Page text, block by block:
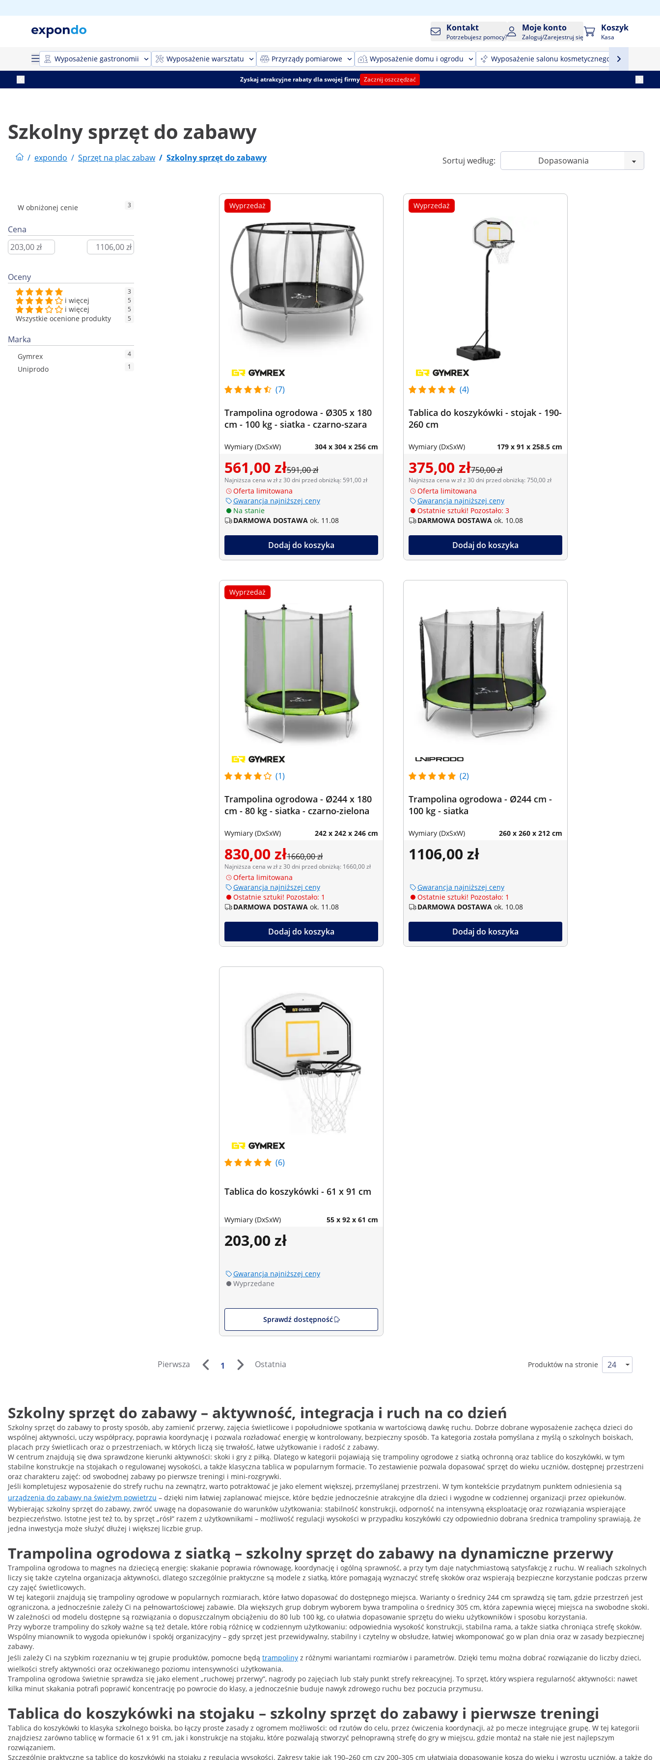
Kontakt
Potrzebujesz pomocy?
Moje konto
Zaloguj/Zarejestruj się
Koszyk
Kasa
Wyposażenie gastronomii Wyposażenie warsztatu Przyrządy pomiarowe Wyposażenie domu i ogrodu Wyposażenie salonu kosmetycznego
Zyskaj atrakcyjne rabaty dla swojej firmy Zacznij oszczędzać
Szkolny sprzęt do zabawy
/ expondo / Sprzęt na plac zabaw / Szkolny sprzęt do zabawy Sortuj według:
W obniżonej cenie 3
Cena
Oceny
3
i więcej 5
i więcej 5
Wszystkie ocenione produkty 5
Marka
Gymrex 4
Uniprodo 1
Wyprzedaż
(7)
Trampolina ogrodowa - Ø305 x 180
cm - 100 kg - siatka - czarno-szara
Wymiary (DxSxW) 304 x 304 x 256 cm
561,00 zł591,00 zł
Najniższa cena w zł z 30 dni przed obniżką: 591,00 zł
Oferta limitowana
Gwarancja najniższej ceny
Na stanie
DARMOWA DOSTAWA ok. 11.08
Dodaj do koszyka
Wyprzedaż
(4)
Tablica do koszykówki - stojak - 190-
260 cm
Wymiary (DxSxW) 179 x 91 x 258.5 cm
375,00 zł750,00 zł
Najniższa cena w zł z 30 dni przed obniżką: 750,00 zł
Oferta limitowana
Gwarancja najniższej ceny
Ostatnie sztuki! Pozostało: 3
DARMOWA DOSTAWA ok. 10.08
Dodaj do koszyka
Wyprzedaż
(1)
Trampolina ogrodowa - Ø244 x 180
cm - 80 kg - siatka - czarno-zielona
Wymiary (DxSxW) 242 x 242 x 246 cm
830,00 zł1660,00 zł
Najniższa cena w zł z 30 dni przed obniżką: 1660,00 zł
Oferta limitowana
Gwarancja najniższej ceny
Ostatnie sztuki! Pozostało: 1
DARMOWA DOSTAWA ok. 11.08
Dodaj do koszyka
(2)
Trampolina ogrodowa - Ø244 cm -
100 kg - siatka
Wymiary (DxSxW) 260 x 260 x 212 cm
1106,00 zł
Gwarancja najniższej ceny
Ostatnie sztuki! Pozostało: 1
DARMOWA DOSTAWA ok. 10.08
Dodaj do koszyka
(6)
Tablica do koszykówki - 61 x 91 cm
Wymiary (DxSxW) 55 x 92 x 61 cm
203,00 zł
Gwarancja najniższej ceny
Wyprzedane
Sprawdź dostępność
Pierwsza 1 Ostatnia Produktów na stronie
Szkolny sprzęt do zabawy – aktywność, integracja i ruch na co dzień
Szkolny sprzęt do zabawy to prosty sposób, aby zamienić przerwy, zajęcia świetlicowe i popołudniowe spotkania w wartościową dawkę ruchu. Dobrze dobrane wyposażenie zachęca dzieci do
wspólnej aktywności, uczy współpracy, poprawia koordynację i pozwala rozładować energię w kontrolowany, bezpieczny sposób. Ta kategoria została pomyślana z myślą o szkolnych boiskach,
placach przy świetlicach oraz o przestrzeniach, w których liczą się trwałość, łatwe użytkowanie i radość z zabawy.
W centrum znajdują się dwa sprawdzone kierunki aktywności: skoki i gry z piłką. Dlatego w kategorii pojawiają się trampoliny ogrodowe z siatką ochronną oraz tablice do koszykówki, w tym
stabilne konstrukcje na stojakach o regulowanej wysokości, a także klasyczna tablica w popularnym formacie. To zestawienie pozwala dopasować sprzęt do wieku uczniów, dostępnej przestrzeni
oraz charakteru zajęć: od swobodnej zabawy po pierwsze treningi i mini-rozgrywki.
Jeśli kompletujesz wyposażenie do strefy ruchu na zewnątrz, warto potraktować je jako element większej, przemyślanej przestrzeni. W tym kontekście przydatnym punktem odniesienia są
urządzenia do zabawy na świeżym powietrzu – dzięki nim łatwiej zaplanować miejsce, które będzie jednocześnie atrakcyjne dla dzieci i wygodne w codziennej organizacji przez opiekunów.
Wybierając szkolny sprzęt do zabawy, zwróć uwagę na dopasowanie do warunków użytkowania: stabilność konstrukcji, odporność na intensywną eksploatację oraz rozwiązania wspierające
bezpieczeństwo. Istotne jest też to, by sprzęt „rósł” razem z użytkownikami – możliwość regulacji wysokości w przypadku koszykówki czy odpowiednio dobrana średnica trampoliny sprawiają, że
jedna inwestycja może służyć dłużej i większej liczbie grup.
Trampolina ogrodowa z siatką – szkolny sprzęt do zabawy na dynamiczne przerwy
Trampolina ogrodowa to magnes na dziecięcą energię: skakanie poprawia równowagę, koordynację i ogólną sprawność, a przy tym daje natychmiastową satysfakcję z ruchu. W realiach szkolnych
liczy się także czytelna organizacja aktywności, dlatego szczególnie praktyczne są modele z siatką, które pomagają wyznaczyć strefę skoków oraz wspierają bezpieczne korzystanie podczas przerw
czy zajęć świetlicowych.
W tej kategorii znajdują się trampoliny ogrodowe w popularnych rozmiarach, które łatwo dopasować do dostępnego miejsca. Warianty o średnicy 244 cm sprawdzą się tam, gdzie przestrzeń jest
ograniczona, a jednocześnie zależy Ci na pełnowartościowej zabawie. Dla większych grup dobrym wyborem bywa trampolina o średnicy 305 cm, która zapewnia więcej miejsca na swobodne skoki.
W zależności od modelu dostępne są rozwiązania o dopuszczalnym obciążeniu do 80 lub 100 kg, co ułatwia dopasowanie sprzętu do wieku użytkowników i sposobu korzystania.
Przy wyborze trampoliny do szkoły ważne są też detale, które robią różnicę w codziennym użytkowaniu: odpowiednia wysokość konstrukcji, stabilna rama, a także siatka chroniąca strefę skoków.
Wspólny mianownik to wygoda opiekunów i spokój organizacyjny – gdy sprzęt jest przewidywalny, stabilny i czytelny w obsłudze, łatwiej wkomponować go w plan dnia oraz w zasady bezpiecznej
zabawy.
Jeśli zależy Ci na szybkim rozeznaniu w tej grupie produktów, pomocne będą trampoliny z różnymi wariantami rozmiarów i parametrów. Dzięki temu można dobrać rozwiązanie do liczby dzieci,
wielkości strefy aktywności oraz oczekiwanego poziomu intensywności użytkowania.
Trampolina ogrodowa świetnie sprawdza się jako element „ruchowej przerwy”, nagrody po zajęciach lub stały punkt strefy rekreacyjnej. To sprzęt, który wspiera regularność aktywności: nawet
kilka minut skakania potrafi poprawić koncentrację po powrocie do klasy, a jednocześnie buduje nawyk zdrowego ruchu bez poczucia przymusu.
Tablica do koszykówki na stojaku – szkolny sprzęt do zabawy i pierwsze treningi
Tablica do koszykówki to klasyka szkolnego boiska, bo łączy proste zasady z ogromem możliwości: od rzutów do celu, przez ćwiczenia koordynacji, aż po mecze integrujące grupę. W tej kategorii
znajdziesz zarówno tablicę w formacie 61 x 91 cm, jak i konstrukcje na stojaku, które pozwalają stworzyć pełnoprawną strefę do gry w miejscu, gdzie montaż na stałe nie jest najlepszym
rozwiązaniem.
Szczególnie praktyczne są tablice do koszykówki na stojaku z regulacją wysokości. Zakresy takie jak 190–260 cm czy 200–305 cm ułatwiają dopasowanie kosza do wieku i wzrostu uczniów, a także do